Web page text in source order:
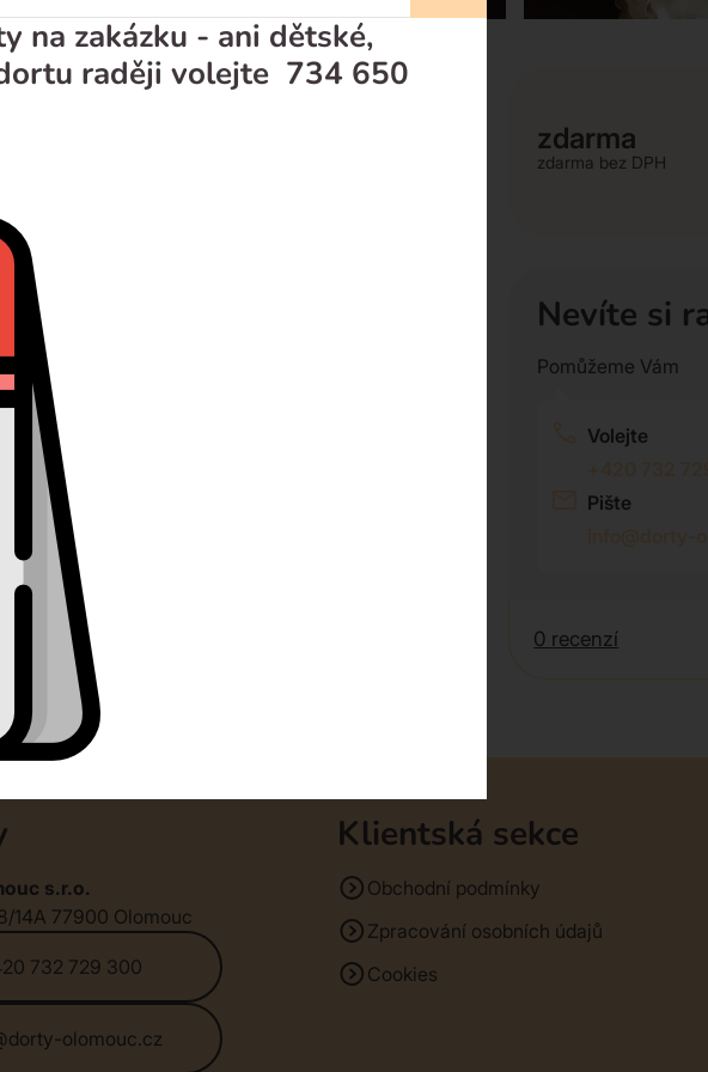
zdarma
zdarma
Nevíte si
Pomůžeme Vám
Volejte
Pište
0 recenzí
s.r.o.
14A 77900 Olomouc
732 729 300
olomouc.cz
Klientská sekce
Obchodní podmínky
Zpracování osobních údajů
Cookies
na zakázku - ani dětské,
raději volejte 734 650